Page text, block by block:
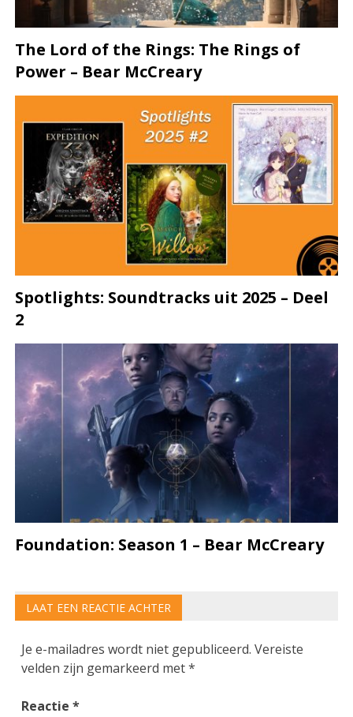
The Lord of the Rings: The Rings of
Power – Bear McCreary
Spotlights: Soundtracks uit 2025 – Deel
2
Foundation: Season 1 – Bear McCreary
LAAT EEN REACTIE ACHTER
Je e-mailadres wordt niet gepubliceerd. Vereiste
velden zijn gemarkeerd met*
Reactie*